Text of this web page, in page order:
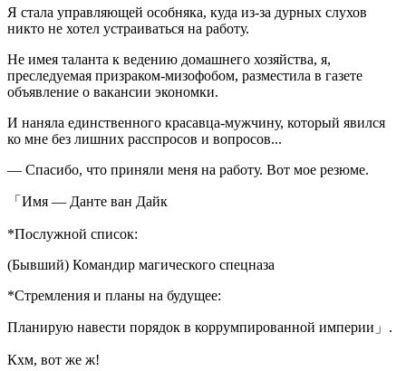
Я стала управляющей особняка, куда из-за дурных слухов
никто не хотел устраиваться на работу.
Не имея таланта к ведению домашнего хозяйства, я,
преследуемая призраком-мизофобом, разместила в газете
объявление о вакансии экономки.
И наняла единственного красавца-мужчину, который явился
ко мне без лишних расспросов и вопросов...
— Спасибо, что приняли меня на работу. Вот мое резюме.
「Имя — Данте ван Дайк
*Послужной список:
(Бывший) Командир магического спецназа
*Стремления и планы на будущее:
Планирую навести порядок в коррумпированной империи」.
Кхм, вот же ж!